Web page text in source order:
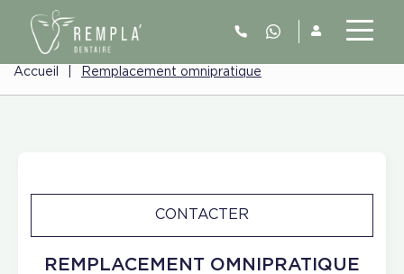
Accueil Remplacement omnipratique
REMPLACEMENT OMNIPRATIQUE
CONTACTER